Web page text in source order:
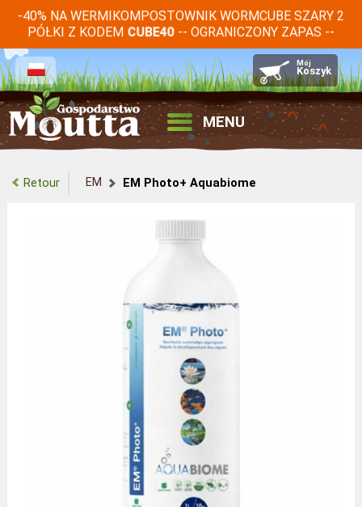
-40% NA WERMIKOMPOSTOWNIK WORMCUBE SZARY 2
PÓŁKI Z KODEM CUBE40 -- OGRANICZONY ZAPAS --
MENU
Retour EM EM Photo+ Aquabiome